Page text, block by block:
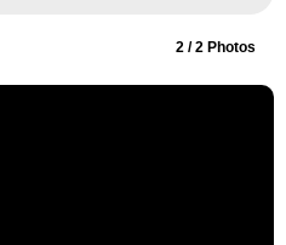
2 / 2 Photos